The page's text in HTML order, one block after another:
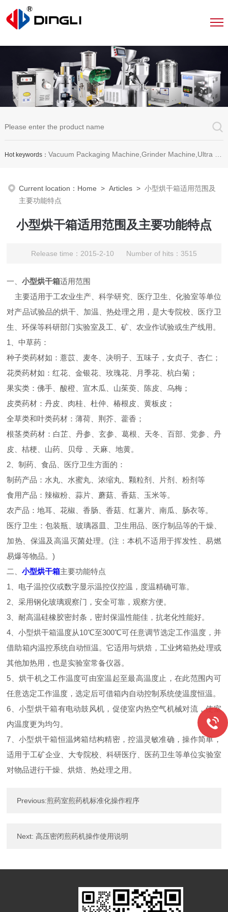
Hot keywords： Vacuum Packaging Machine,Grinder Machine,Ultra Micro Pulverizer Unit,Decoction Machine,Pills Making Machine,Dragee Polishing Machine,Chinese Herbal Medicine Slicer and etc.
Current location： Home >Articles >小型烘干箱适用范围及
主要功能特点
小型烘干箱适用范围及主要功能特点
Release time：2015-2-10 Number of hits：3515
一、小型烘干箱适用范围
主要适用于工农业生产、科学研究、医疗卫生、化验室等单位
对产品试验品的烘干、加温、热处理之用，是大专院校、医疗卫
生、环保等科研部门实验室及工、矿、农业作试验或生产线用。
1、中草药：
种子类药材如：薏苡、麦冬、决明子、五味子，女贞子、杏仁；
花类药材如：红花、金银花、玫瑰花、月季花、杭白菊；
果实类：佛手、酸橙、宣木瓜、山茱萸、陈皮、乌梅；
皮类药材：丹皮、肉桂、杜仲、椿根皮、黄板皮；
全草类和叶类药材：薄荷、荆芥、藿香；
根茎类药材：白芷、丹参、玄参、葛根、天冬、百部、党参、丹
皮、桔梗、山药、贝母 、天麻、地黄。
2、制药、食品、医疗卫生方面的：
制药产品：水丸、水蜜丸、浓缩丸、颗粒剂、片剂、粉剂等
食用产品：辣椒粉、蒜片、蘑菇、香菇、玉米等。
农产品：地耳、花椒、香肠、香菇、红薯片、南瓜、肠衣等。
医疗卫生：包装瓶、玻璃器皿、卫生用品、医疗制品等的干燥、
加热、保温及高温灭菌处理。(注：本机不适用于挥发性、易燃
易爆等物品。)
二、小型烘干箱主要功能特点
1、电子温控仪或数字显示温控仪控温，度温精确可靠。
2、采用钢化玻璃观察门，安全可靠，观察方便。
3、耐高温硅橡胶密封条，密封保温性能佳，抗老化性能好。
4、小型烘干箱温度从10℃至300℃可任意调节选定工作温度，并
借助箱内温控系统自动恒温。它适用与烘焙，工业烤箱热处理或
其他加热用，也是实验室常备仪器。
5、烘干机之工作温度可由室温起至最高温度止，在此范围内可
任意选定工作温度，选定后可借箱内自动控制系统使温度恒温。
6、小型烘干箱有电动鼓风机，促使室内热空气机械对流，使室
内温度更为均匀。
7、小型烘干箱恒温烤箱结构精密，控温灵敏准确，操作简单，
适用于工矿企业、大专院校、科研医疗、医药卫生等单位实验室
对物品进行干燥、烘焙、热处理之用。
Previous:煎药室煎药机标准化操作程序
Next:高压密闭煎药机操作使用说明